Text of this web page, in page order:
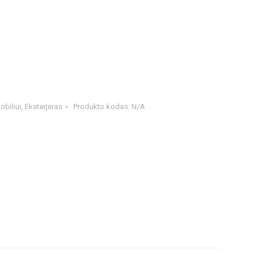
, Eksterjeras Produkto kodas: N/A